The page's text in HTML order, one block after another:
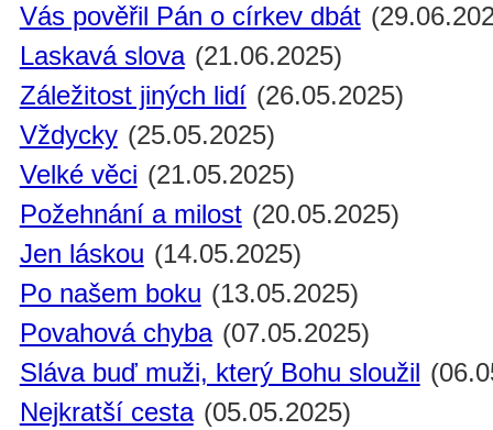
Vás pověřil Pán o církev dbát
Laskavá slova (21.06.2025)
Záležitost jiných lidí (26.05.2025)
Vždycky (25.05.2025)
Velké věci (21.05.2025)
Požehnání a milost (20.05.2025)
Jen láskou (14.05.2025)
Po našem boku (13.05.2025)
Povahová chyba (07.05.2025)
Sláva buď muži, který Bohu sloužil
Nejkratší cesta (05.05.2025)